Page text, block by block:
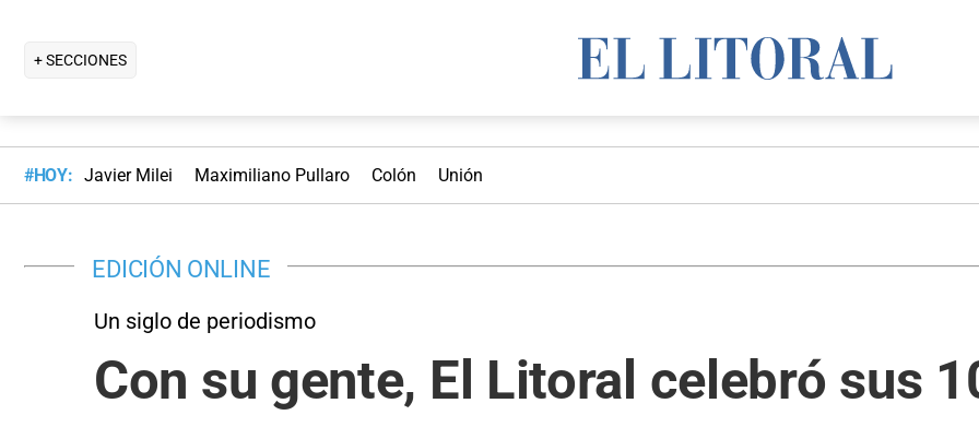
+ SECCIONES
#HOY: Javier Milei Maximiliano Pullaro Colón Unión
EDICIÓN ONLINE
Un siglo de periodismo
Con su gente, El Litoral celebró sus